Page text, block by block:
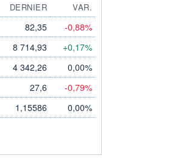
DERNIER
VAR.
82,35 -0,88%
8 714,93 +0,17%
4 342,26 0,00%
27,6 -0,79%
1,15586 0,00%